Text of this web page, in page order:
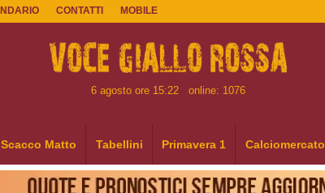
CONTATTI MOBILE
6 agosto ore 15:22 online: 1076
Scacco Matto Tabellini Primavera 1 Calciomercato